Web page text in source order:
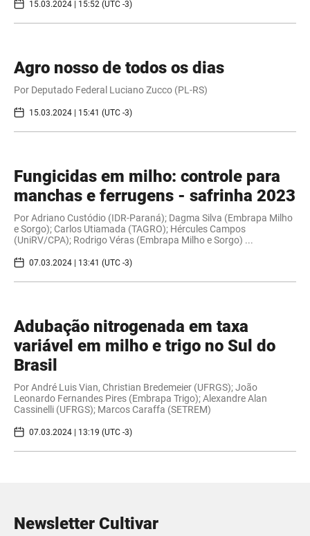
15.03.2024 | 15:52 (UTC -3)
Agro nosso de todos os dias
Por Deputado Federal Luciano Zucco (PL-RS)
15.03.2024 | 15:41 (UTC -3)
Fungicidas em milho: controle para
manchas e ferrugens - safrinha 2023
Por Adriano Custódio (IDR-Paraná); Dagma Silva (Embrapa Milho
e Sorgo); Carlos Utiamada (TAGRO); Hércules Campos
(UniRV/CPA); Rodrigo Véras (Embrapa Milho e Sorgo) ...
07.03.2024 | 13:41 (UTC -3)
Adubação nitrogenada em taxa
variável em milho e trigo no Sul do
Brasil
Por André Luis Vian, Christian Bredemeier (UFRGS); João
Leonardo Fernandes Pires (Embrapa Trigo); Alexandre Alan
Cassinelli (UFRGS); Marcos Caraffa (SETREM)
07.03.2024 | 13:19 (UTC -3)
Newsletter Cultivar